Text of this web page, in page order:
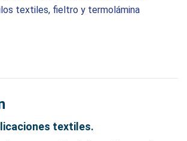
textiles, fieltro y termolámina
textiles.